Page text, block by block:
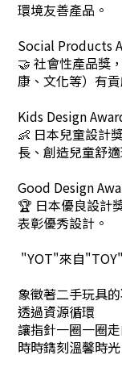
環境友善產品。
Social Products
🤝 社會性產品獎
康、文化等）有
Kids Design
👶 日本兒童設計
長、創造兒童舒
Good Design
🏆 日本優良設計
表彰優秀設計。
"YOT"來自
象徵著二手玩具
透過資源循環
讓指針一圈一圈
時時鐫刻溫馨時光